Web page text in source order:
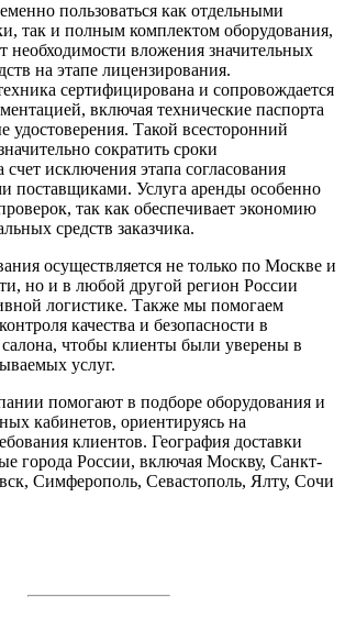
пользоваться как отдельными
так и полным комплектом оборудования,
необходимости вложения значительных
на этапе лицензирования.
сертифицирована и сопровождается
включая технические паспорта
удостоверения. Такой всесторонний
сократить сроки
счет исключения этапа согласования
поставщиками. Услуга аренды особенно
так как обеспечивает экономию
средств заказчика.
осуществляется не только по Москве и
но и в любой другой регион России
логистике. Также мы помогаем
качества и безопасности в
салона, чтобы клиенты были уверены в
услуг.
помогают в подборе оборудования и
кабинетов, ориентируясь на
клиентов. География доставки
города России, включая Москву, Санкт-
Симферополь, Севастополь, Ялту, Сочи